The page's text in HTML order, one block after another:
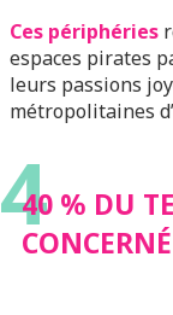
Ces périphéries
espaces pirates
leurs passions
métropolitaines
4
40 % DU
CONCERNÉ